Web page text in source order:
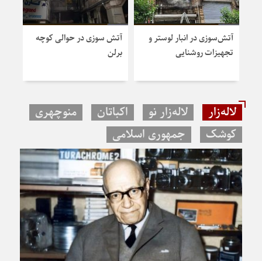
آتش‌سوزی در انبار لوستر و
تجهیزات روشنایی
آتش سوزی در حوالی کوچه
برلن
لاله‌زار لاله‌زار نو اکباتان
منوچهری
کوشک
جمهوری اسلامی